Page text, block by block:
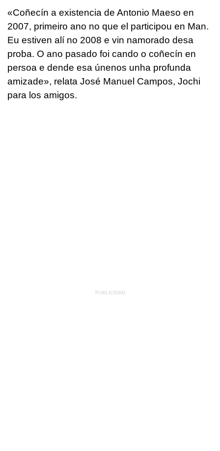
«Coñecín a existencia de Antonio Maeso en
2007, primeiro ano no que el participou en Man.
Eu estiven alí no 2008 e vin namorado desa
proba. O ano pasado foi cando o coñecín en
persoa e dende esa únenos unha profunda
amizade», relata José Manuel Campos, Jochi
para los amigos.